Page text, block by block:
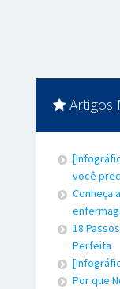
Artigos
você
Conheça
18
Perfeita
Por que